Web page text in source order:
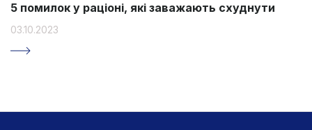
5 помилок у раціоні, які заважають схуднути
03.10.2023